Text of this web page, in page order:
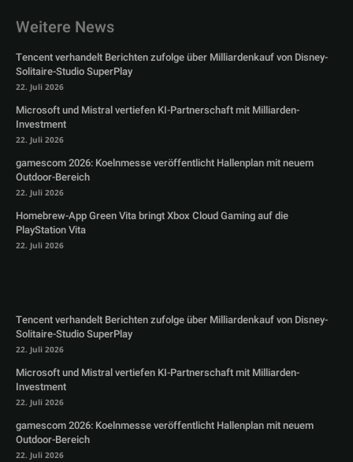
Weitere News
Tencent verhandelt Berichten zufolge über Milliardenkauf von Disney-
Solitaire-Studio SuperPlay
22. Juli 2026
Microsoft und Mistral vertiefen KI-Partnerschaft mit Milliarden-
Investment
22. Juli 2026
gamescom 2026: Koelnmesse veröffentlicht Hallenplan mit neuem
Outdoor-Bereich
22. Juli 2026
Homebrew-App Green Vita bringt Xbox Cloud Gaming auf die
PlayStation Vita
22. Juli 2026
Tencent verhandelt Berichten zufolge über Milliardenkauf von Disney-
Solitaire-Studio SuperPlay
22. Juli 2026
Microsoft und Mistral vertiefen KI-Partnerschaft mit Milliarden-
Investment
22. Juli 2026
gamescom 2026: Koelnmesse veröffentlicht Hallenplan mit neuem
Outdoor-Bereich
22. Juli 2026